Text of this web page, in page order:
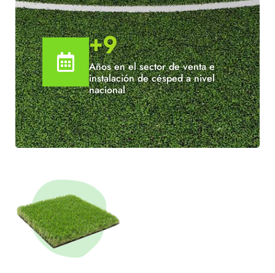

+9
Años en el sector de venta e
instalación de césped a nivel
nacional